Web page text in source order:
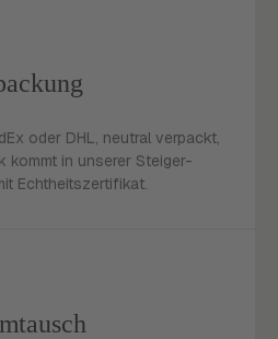
oder DHL, neutral verpackt,
kommt in unserer Steiger-
Echtheitszertifikat.